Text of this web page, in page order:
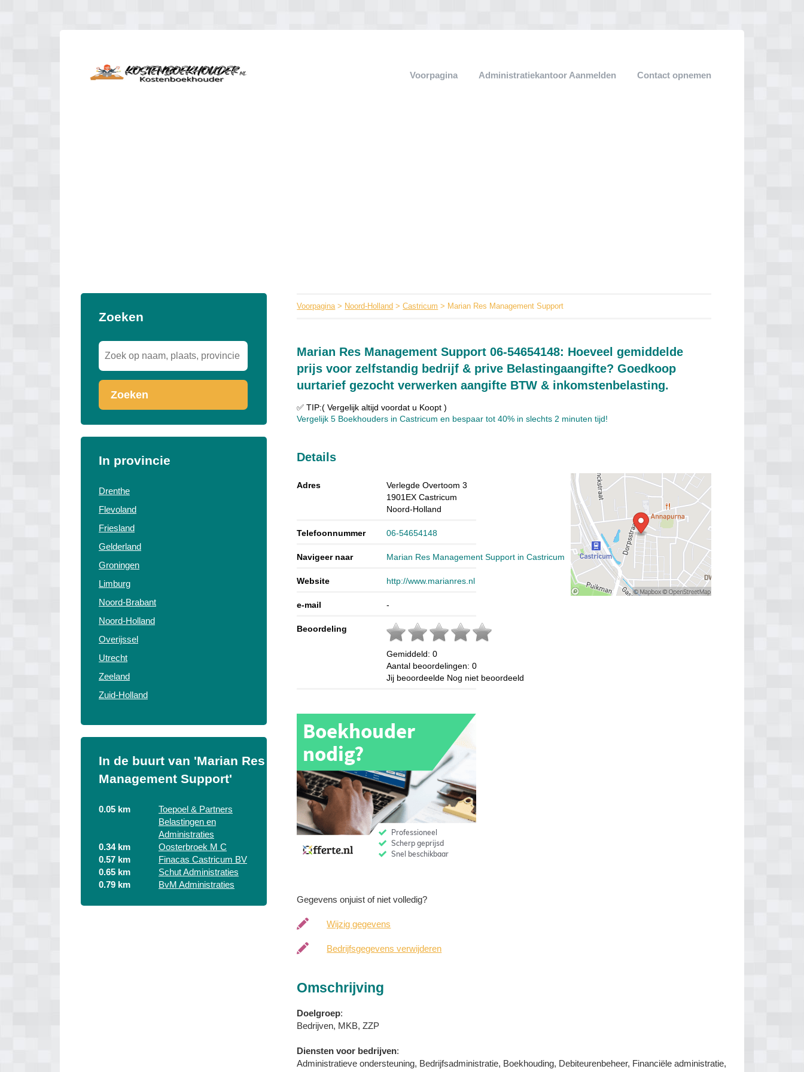
Voorpagina Administratiekantoor Aanmelden Contact opnemen
Zoeken
Zoeken
In provincie
Drenthe
Flevoland
Friesland
Gelderland
Groningen
Limburg
Noord-Brabant
Noord-Holland
Overijssel
Utrecht
Zeeland
Zuid-Holland
In de buurt van 'Marian Res
Management Support'
0.05 km
Toepoel & Partners
Belastingen en
Administraties
0.34 km
Oosterbroek M C
0.57 km
Finacas Castricum BV
0.65 km
Schut Administraties
0.79 km
BvM Administraties
Voorpagina> Noord-Holland >Castricum > Marian Res Management Support
Marian Res Management Support 06-54654148: Hoeveel gemiddelde
prijs voor zelfstandig bedrijf & prive Belastingaangifte? Goedkoop
uurtarief gezocht verwerken aangifte BTW & inkomstenbelasting.
✅ TIP:( Vergelijk altijd voordat u Koopt )
Vergelijk 5 Boekhouders in Castricum en bespaar tot 40% in slechts 2 minuten tijd!
Details
Adres
Verlegde Overtoom 3
1901EX Castricum
Noord-Holland
Telefoonnummer 06-54654148
Navigeer naar Marian Res Management Support in Castricum
Website http://www.marianres.nl
e-mail -
Beoordeling
Gemiddeld:0
Aantal beoordelingen:0
Jij beoordeelde Nog niet beoordeeld
Gegevens onjuist of niet volledig?
Wijzig gegevens
Bedrijfsgegevens verwijderen
Omschrijving
Doelgroep:
Bedrijven, MKB, ZZP
Diensten voor bedrijven:
Administratieve ondersteuning, Bedrijfsadministratie, Boekhouding, Debiteurenbeheer, Financiële administratie,